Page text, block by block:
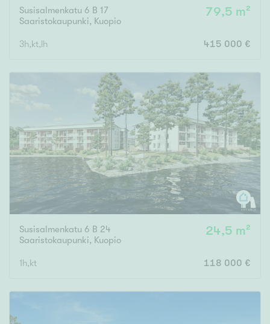
Susisalmenkatu 6 B 17
Saaristokaupunki, Kuopio
79,5 m²
3h,kt,lh 415 000 €
Susisalmenkatu 6 B 24
Saaristokaupunki, Kuopio
24,5 m²
1h,kt 118 000 €